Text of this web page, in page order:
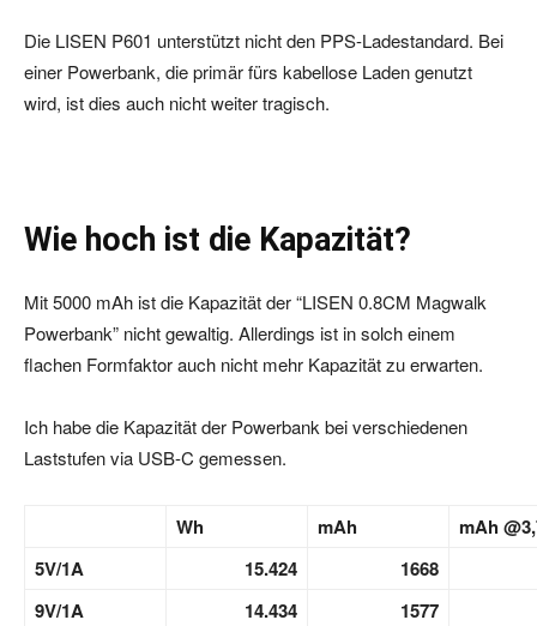
Die LISEN P601 unterstützt nicht den PPS-Ladestandard. Bei
einer Powerbank, die primär fürs kabellose Laden genutzt
wird, ist dies auch nicht weiter tragisch.
Wie hoch ist die Kapazität?
Mit 5000 mAh ist die Kapazität der “LISEN 0.8CM Magwalk
Powerbank” nicht gewaltig. Allerdings ist in solch einem
flachen Formfaktor auch nicht mehr Kapazität zu erwarten.
Ich habe die Kapazität der Powerbank bei verschiedenen
Laststufen via USB-C gemessen.
Wh mAh
mAh
5V/1A
15.424
1668
9V/1A
14.434
1577